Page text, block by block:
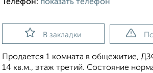
Телефон: показать телефон
В закладки
Продается 1 комната в общежитие,
14 кв.м., этаж третий. Состояние